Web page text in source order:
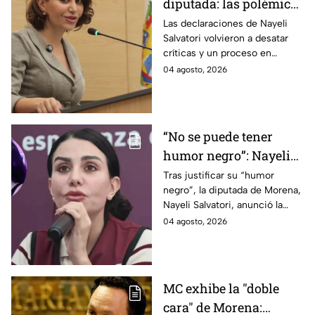
diputada: las polémicas
que han acompañado a
Nayeli Salvatori desde
2018
Las declaraciones de Nayeli
Salvatori volvieron a desatar
críticas y un proceso en
Morena. Estas son las
04 agosto, 2026
“No se puede tener
humor negro”: Nayeli
Salvatori cancela su
podcast tras burlas a
adultos mayores
Tras justificar su “humor
negro”, la diputada de Morena,
Nayeli Salvatori, anunció la
cancelación de su podcast
04 agosto, 2026
MC exhibe la "doble
cara" de Morena: